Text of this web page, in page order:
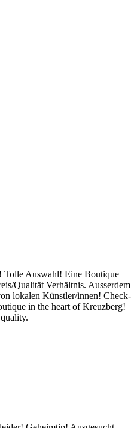
Tolle Auswahl! Eine Boutique
Qualität Verhältnis. Ausserdem
lokalen Künstler/innen! Check-
in the heart of Kreuzberg!